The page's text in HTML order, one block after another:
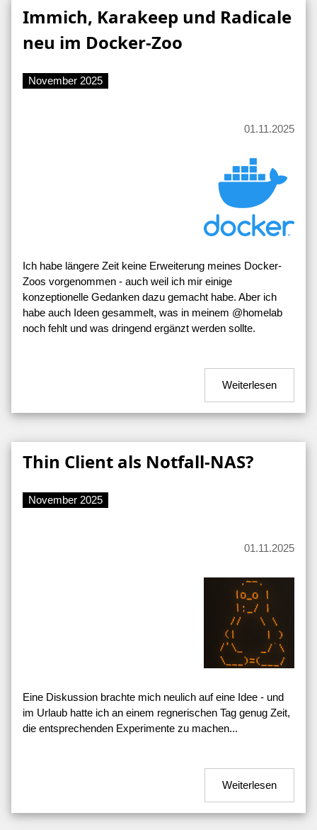
Immich, Karakeep und Radicale
neu im Docker-Zoo
November 2025
01.11.2025
Ich habe längere Zeit keine Erweiterung meines Docker-
Zoos vorgenommen - auch weil ich mir einige
konzeptionelle Gedanken dazu gemacht habe. Aber ich
habe auch Ideen gesammelt, was in meinem @homelab
noch fehlt und was dringend ergänzt werden sollte.
Weiterlesen
Thin Client als Notfall-NAS?
November 2025
01.11.2025
Eine Diskussion brachte mich neulich auf eine Idee - und
im Urlaub hatte ich an einem regnerischen Tag genug Zeit,
die entsprechenden Experimente zu machen...
Weiterlesen